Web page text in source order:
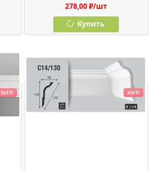
278,00 ₽/шт
Купить
ХИТ! ХИТ!